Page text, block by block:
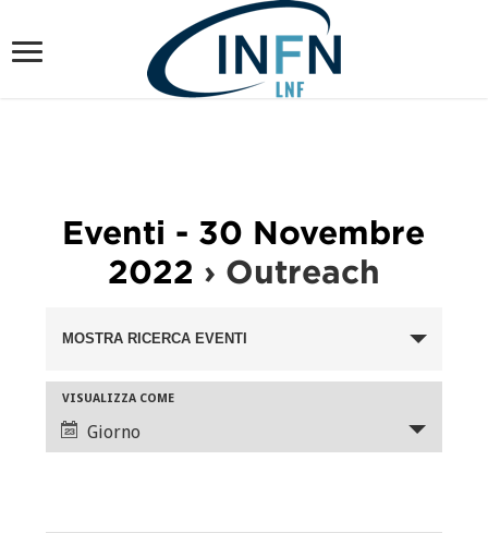
Eventi - 30 Novembre
2022 › Outreach
Ricerca
e
viste
Navigazione
MOSTRA RICERCA EVENTI
Evento
Viste
Navigazione
VISUALIZZA COME
Giorno